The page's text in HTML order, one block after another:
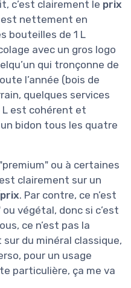
c’est clairement le prix
est nettement en
bouteilles de 1 L
avec un gros logo
qui tronçonne de
l’année (bois de
quelques services
est cohérent et
bidon tous les quatre
ou à certaines
clairement sur un
. Par contre, ce n’est
végétal, donc si c’est
ce n’est pas la
du minéral classique,
pour un usage
particulière, ça me va